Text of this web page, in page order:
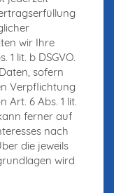
wir Ihre
lit. b DSGVO.
sofern
Verpflichtung
6 Abs. 1 lit.
ferner auf
nach
die jeweils
wird